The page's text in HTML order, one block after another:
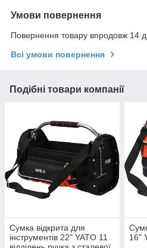
Умови повернення
Повернення товару впродовж 14
Всі умови повернення
Подібні товари компанії
Сумка відкрита для
інструментів 22" YATO 11
16"